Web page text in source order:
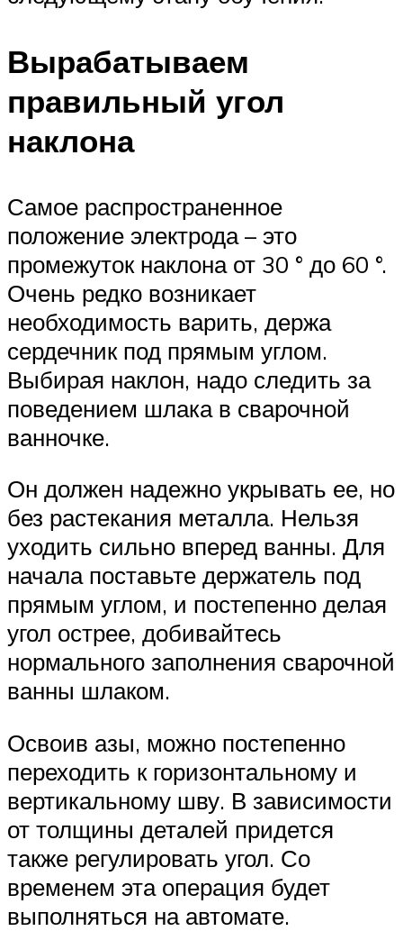
Вырабатываем
правильный угол
наклона
Самое распространенное
положение электрода – это
промежуток наклона от 30 ° до 60 °.
Очень редко возникает
необходимость варить, держа
сердечник под прямым углом.
Выбирая наклон, надо следить за
поведением шлака в сварочной
ванночке.
Он должен надежно укрывать ее, но
без растекания металла. Нельзя
уходить сильно вперед ванны. Для
начала поставьте держатель под
прямым углом, и постепенно делая
угол острее, добивайтесь
нормального заполнения сварочной
ванны шлаком.
Освоив азы, можно постепенно
переходить к горизонтальному и
вертикальному шву. В зависимости
от толщины деталей придется
также регулировать угол. Со
временем эта операция будет
выполняться на автомате.